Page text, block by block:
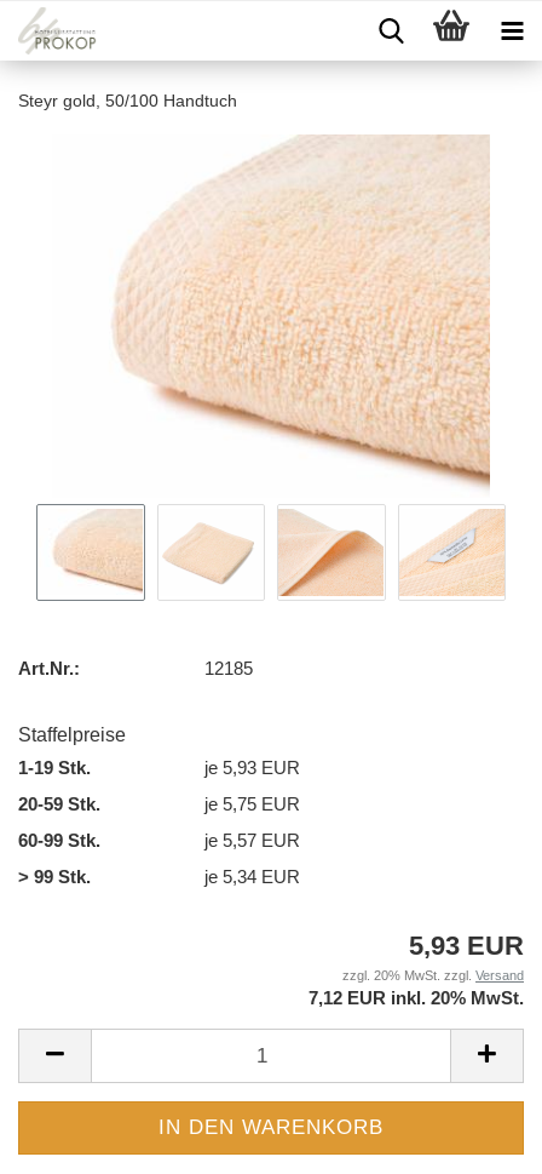
Steyr gold, 50/100 Handtuch
Art.Nr.: 12185
Staffelpreise
1-19 Stk.
je 5,93 EUR
20-59 Stk.
je 5,75 EUR
60-99 Stk.
je 5,57 EUR
> 99 Stk.
je 5,34 EUR
5,93 EUR
zzgl. 20% MwSt. zzgl. Versand
7,12 EUR inkl. 20% MwSt.